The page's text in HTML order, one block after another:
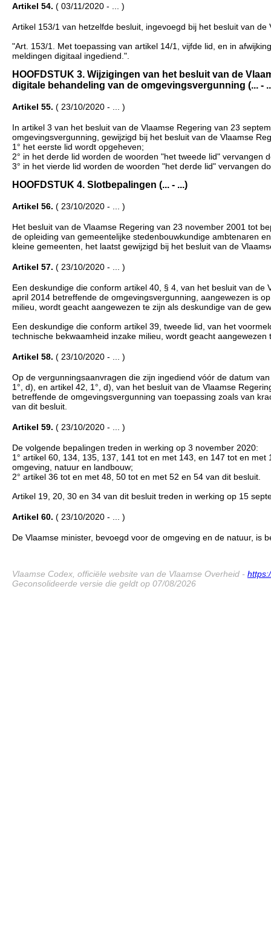
Artikel 54. ( 03/11/2020 - ... )
Artikel 153/1 van hetzelfde besluit, ingevoegd bij het besluit van
"Art. 153/1. Met toepassing van artikel 14/1, vijfde lid, en in
meldingen digitaal ingediend.".
HOOFDSTUK 3. Wijzigingen van het besluit van de
digitale behandeling van de omgevingsvergunning (... -
Artikel 55. ( 23/10/2020 - ... )
In artikel 3 van het besluit van de Vlaamse Regering van 23
omgevingsvergunning, gewijzigd bij het besluit van de Vlaamse
1° het eerste lid wordt opgeheven;
2° in het derde lid worden de woorden "het tweede lid" vervangen
3° in het vierde lid worden de woorden "het derde lid" vervangen
HOOFDSTUK 4. Slotbepalingen (... - ...)
Artikel 56. ( 23/10/2020 - ... )
Het besluit van de Vlaamse Regering van 23 november 2001 tot
de opleiding van gemeentelijke stedenbouwkundige ambtenaren
kleine gemeenten, het laatst gewijzigd bij het besluit van de
Artikel 57. ( 23/10/2020 - ... )
Een deskundige die conform artikel 40, § 4, van het besluit van
april 2014 betreffende de omgevingsvergunning, aangewezen is
milieu, wordt geacht aangewezen te zijn als deskundige van de
Een deskundige die conform artikel 39, tweede lid, van het
technische bekwaamheid inzake milieu, wordt geacht
Artikel 58. ( 23/10/2020 - ... )
Op de vergunningsaanvragen die zijn ingediend vóór de datum
1°, d), en artikel 42, 1°, d), van het besluit van de Vlaamse
betreffende de omgevingsvergunning van toepassing zoals van
van dit besluit.
Artikel 59. ( 23/10/2020 - ... )
De volgende bepalingen treden in werking op 3 november 2020:
1° artikel 60, 134, 135, 137, 141 tot en met 143, en 147 tot en
omgeving, natuur en landbouw;
2° artikel 36 tot en met 48, 50 tot en met 52 en 54 van dit besluit.
Artikel 19, 20, 30 en 34 van dit besluit treden in werking op 15
Artikel 60. ( 23/10/2020 - ... )
De Vlaamse minister, bevoegd voor de omgeving en de natuur, is
Vlaamse Codex, officiële website van de Vlaamse Overheid -
Geconsolideerde versie die geldt op 07/08/2026